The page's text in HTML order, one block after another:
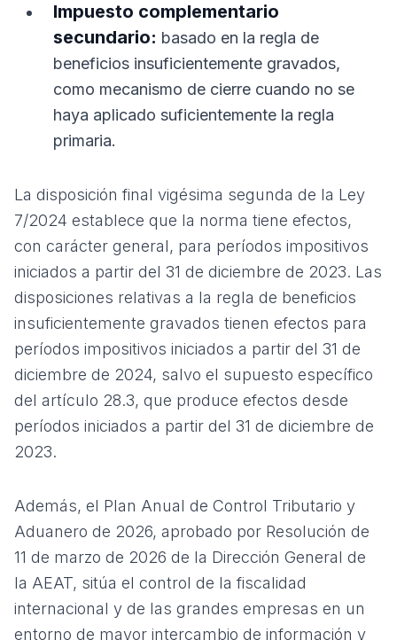
Impuesto complementario
secundario: basado en la regla de
beneficios insuficientemente gravados,
como mecanismo de cierre cuando no se
haya aplicado suficientemente la regla
primaria.
La disposición final vigésima segunda de la Ley
7/2024 establece que la norma tiene efectos,
con carácter general, para períodos impositivos
iniciados a partir del 31 de diciembre de 2023. Las
disposiciones relativas a la regla de beneficios
insuficientemente gravados tienen efectos para
períodos impositivos iniciados a partir del 31 de
diciembre de 2024, salvo el supuesto específico
del artículo 28.3, que produce efectos desde
períodos iniciados a partir del 31 de diciembre de
2023.
Además, el Plan Anual de Control Tributario y
Aduanero de 2026, aprobado por Resolución de
11 de marzo de 2026 de la Dirección General de
la AEAT, sitúa el control de la fiscalidad
internacional y de las grandes empresas en un
entorno de mayor intercambio de información y